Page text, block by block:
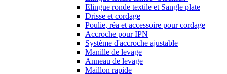
Elingue ronde textile et Sangle plate
Drisse et cordage
Poulie, réa et accessoire pour cordage
Accroche pour IPN
Système d'accroche ajustable
Manille de levage
Anneau de levage
Maillon rapide